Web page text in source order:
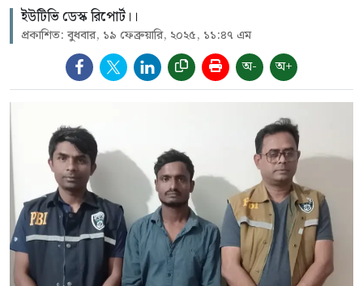
ইউটিভি ডেস্ক রিপোর্ট।।
প্রকাশিত: বুধবার, ১৯ ফেব্রুয়ারি, ২০২৫, ১১:৪৭ এম
অ- অ+